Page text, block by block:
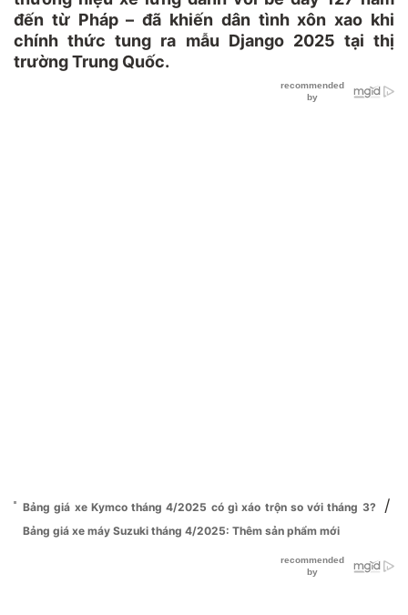
đến từ Pháp – đã khiến dân tình xôn xao khi
chính thức tung ra mẫu Django 2025 tại thị
trường Trung Quốc.
Bảng giá xe Kymco tháng 4/2025 có gì xáo trộn so với tháng 3? /
Bảng giá xe máy Suzuki tháng 4/2025: Thêm sản phẩm mới